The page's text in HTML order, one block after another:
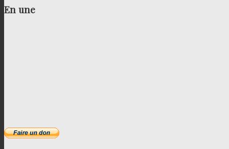
En une